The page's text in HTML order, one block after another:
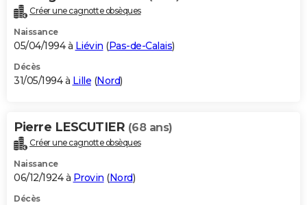
Créer une cagnotte obsèques
Naissance
05/04/1994 à Liévin (Pas-de-Calais)
Décès
31/05/1994 à Lille (Nord)
Pierre LESCUTIER (68 ans)
Créer une cagnotte obsèques
Naissance
06/12/1924 à Provin (Nord)
Décès